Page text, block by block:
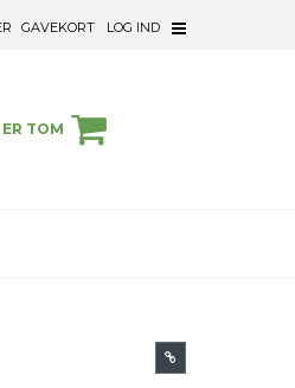
GAVEKORT LOG IND
TOM